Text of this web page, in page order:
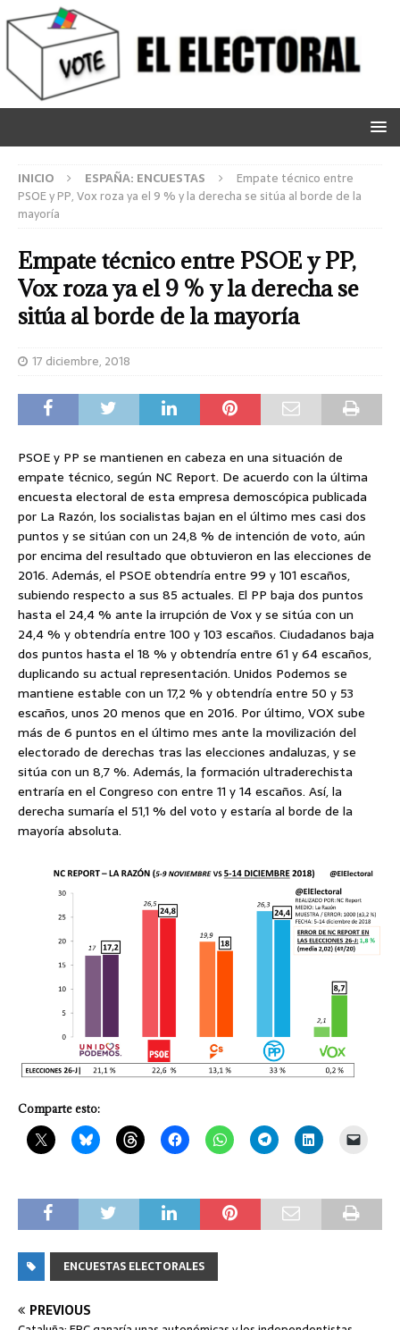
INICIO ESPAÑA: ENCUESTAS
Empate técnico entre
PSOE y PP, Vox roza ya el 9 % y la derecha se sitúa al borde de la
mayoría
Empate técnico entre PSOE y PP,
Vox roza ya el 9 % y la derecha se
sitúa al borde de la mayoría
17 diciembre, 2018
PSOE y PP se mantienen en cabeza en una situación de
empate técnico, según NC Report. De acuerdo con la última
encuesta electoral de esta empresa demoscópica publicada
por La Razón, los socialistas bajan en el último mes casi dos
puntos y se sitúan con un 24,8 % de intención de voto, aún
por encima del resultado que obtuvieron en las elecciones de
2016. Además, el PSOE obtendría entre 99 y 101 escaños,
subiendo respecto a sus 85 actuales. El PP baja dos puntos
hasta el 24,4 % ante la irrupción de Vox y se sitúa con un
24,4 % y obtendría entre 100 y 103 escaños. Ciudadanos baja
dos puntos hasta el 18 % y obtendría entre 61 y 64 escaños,
duplicando su actual representación. Unidos Podemos se
mantiene estable con un 17,2 % y obtendría entre 50 y 53
escaños, unos 20 menos que en 2016. Por último, VOX sube
más de 6 puntos en el último mes ante la movilización del
electorado de derechas tras las elecciones andaluzas, y se
sitúa con un 8,7 %. Además, la formación ultraderechista
entraría en el Congreso con entre 11 y 14 escaños. Así, la
derecha sumaría el 51,1 % del voto y estaría al borde de la
mayoría absoluta.
Comparte esto:
ENCUESTAS ELECTORALES
PREVIOUS